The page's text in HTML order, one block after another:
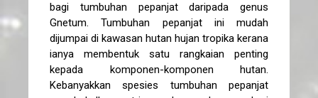
bagi tumbuhan pepanjat daripada genus
Gnetum. Tumbuhan pepanjat ini mudah
dijumpai di kawasan hutan hujan tropika kerana
ianya membentuk satu rangkaian penting
kepada komponen-komponen hutan.
Kebanyakkan spesies tumbuhan pepanjat